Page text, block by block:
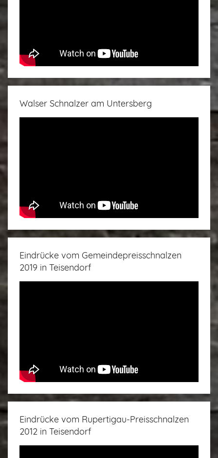
Walser Schnalzer am Untersberg
Eindrücke vom Gemeindepreisschnalzen
2019 in Teisendorf
Eindrücke vom Rupertigau-Preisschnalzen
2012 in Teisendorf